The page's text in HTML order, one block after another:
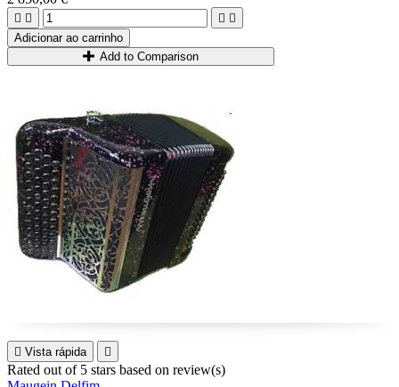
Possibilidade 3+3 ou 2+4.
Ideal para iniciantes.
   
Adicionar ao carrinho
Add to Comparison
 Vista rápida 
Rated out of 5 stars based on review(s)